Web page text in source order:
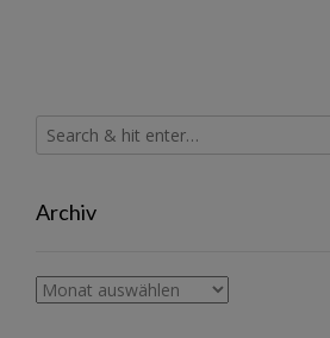
Archiv
Archiv